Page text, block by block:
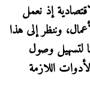
إذ نعمل
وننظر إلى هذا
لتسهيل وصول
اللازمة